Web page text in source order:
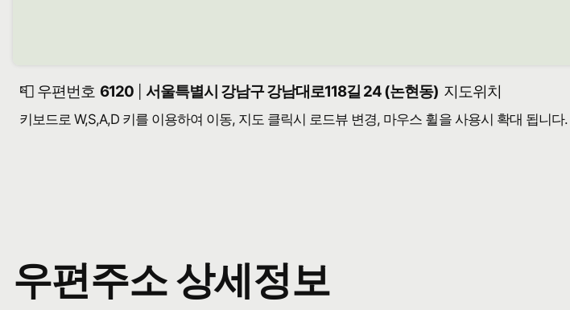
📮 우편번호 6120 서울특별시 강남구 강남대로118길 24 (논현동) 지도위치
키보드로 W,S,A,D 키를 이용하여 이동, 지도 클릭시 로드뷰 변경, 마우스 휠을 사용시 확대 됩니
우편주소 상세정보